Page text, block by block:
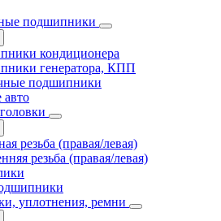
подшипники
кондиционера
генератора, КПП
подшипники
авто
резьба (правая/левая)
резьба (правая/левая)
уплотнения, ремни